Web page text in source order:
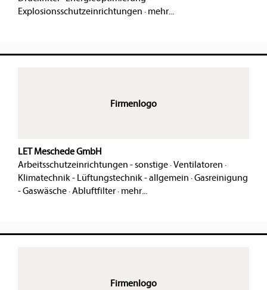
Explosionsschutzeinrichtungen · mehr...
Firmenlogo
LET Meschede GmbH
Arbeitsschutzeinrichtungen - sonstige·Ventilatoren ·
Klimatechnik - Lüftungstechnik - allgemein ·Gasreinigung
- Gaswäsche·Abluftfilter· mehr...
Firmenlogo